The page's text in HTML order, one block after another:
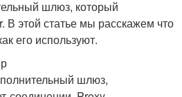
шлюз, который
В этой статье мы расскажем что
его используют.
шлюз,